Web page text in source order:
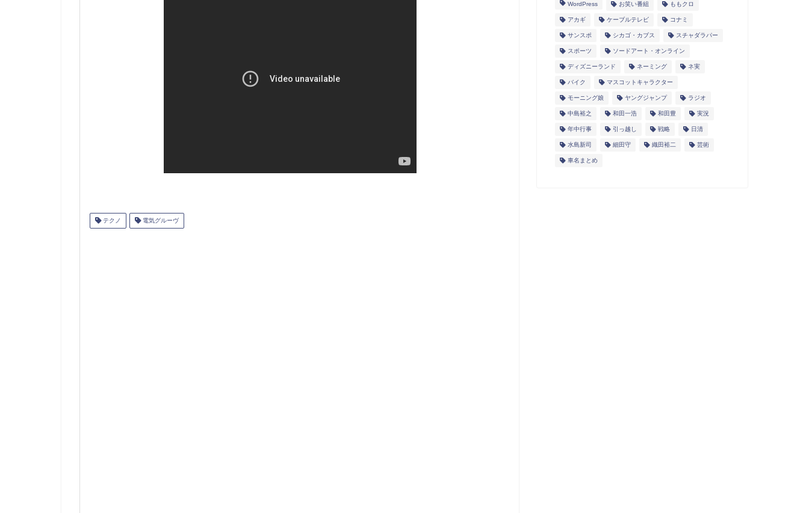
テクノ 電気グルーヴ
WordPress お笑い番組 ももクロ
アカギ ケーブルテレビ コナミ
サンスポ シカゴ・カブス スチャダラパー
スポーツ ソードアート・オンライン
ディズニーランド ネーミング ネ実
バイク マスコットキャラクター
モーニング娘 ヤングジャンプ ラジオ
中島裕之 和田一浩 和田豊 実況
年中行事 引っ越し 戦略 日清
水島新司 細田守 織田裕二 芸術
車名まとめ